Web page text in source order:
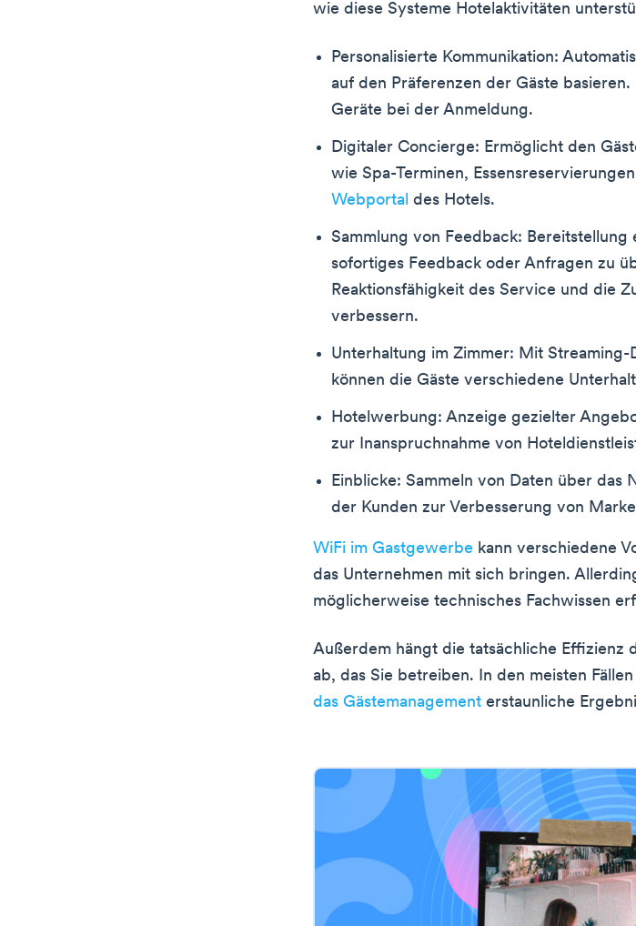
wie diese Systeme Hotelaktivitäten
Personalisierte Kommunikation:
auf den Präferenzen der Gäste
Geräte bei der Anmeldung.
Digitaler Concierge: Ermöglicht den
wie Spa-Terminen,
Webportal des Hotels.
Sammlung von Feedback:
sofortiges Feedback oder Anfragen zu
Reaktionsfähigkeit des Service und die
verbessern.
Unterhaltung im Zimmer: Mit
können die Gäste verschiedene
Hotelwerbung: Anzeige gezielter
zur Inanspruchnahme von
Einblicke: Sammeln von Daten über das
der Kunden zur Verbesserung von
WiFi im Gastgewerbe kann verschiedene
das Unternehmen mit sich bringen.
möglicherweise technisches Fachwissen
Außerdem hängt die tatsächliche Effizienz
ab, das Sie betreiben. In den meisten
das Gästemanagement erstaunliche